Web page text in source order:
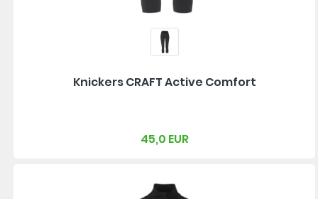
Knickers CRAFT Active Comfort
45,0 EUR